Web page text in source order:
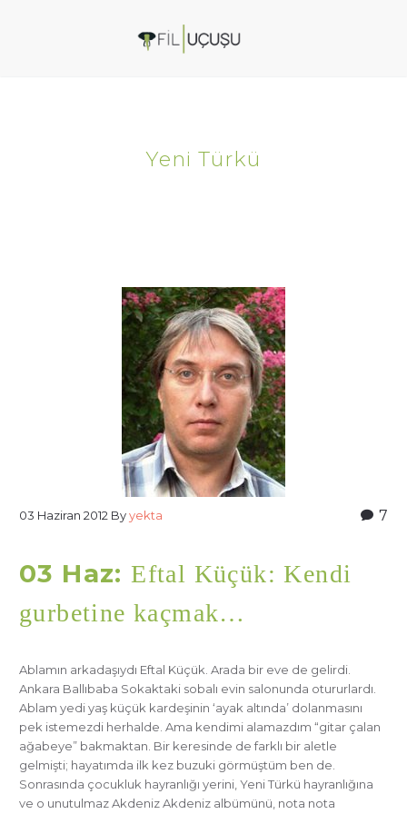
Yeni Türkü
7
03 Haziran 2012 Byyekta
03 Haz:Eftal Küçük: Kendi
gurbetine kaçmak…
Ablamın arkadaşıydı Eftal Küçük. Arada bir eve de gelirdi.
Ankara Ballıbaba Sokaktaki sobalı evin salonunda otururlardı.
Ablam yedi yaş küçük kardeşinin ‘ayak altında’ dolanmasını
pek istemezdi herhalde. Ama kendimi alamazdım “gitar çalan
ağabeye” bakmaktan. Bir keresinde de farklı bir aletle
gelmişti; hayatımda ilk kez buzuki görmüştüm ben de.
Sonrasında çocukluk hayranlığı yerini, Yeni Türkü hayranlığına
ve o unutulmaz Akdeniz Akdeniz albümünü, nota nota